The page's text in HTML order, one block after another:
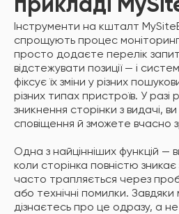
прикладі
Інструменти на кшталт
спрощують процес
просто додаєте перелік
відстежувати позиції — і
фіксує їх зміни у різних
різних типах пристроїв. У разі
зникнення сторінки з видачі,
сповіщення й зможете вчасно
Одна з найцінніших функцій —
коли сторінка повністю
часто трапляється через
або технічні помилки. Завдяки
дізнаєтесь про це одразу, а